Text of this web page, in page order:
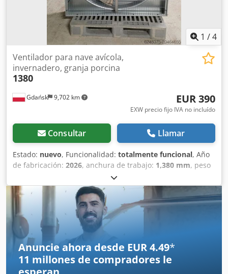
1 /4
Gdańsk 9,702 km
Ventilador para nave avícola,
invernadero, granja porcina
1380
EUR 390
EXW precio fijo IVA no incluído
Consultar Llamar
Estado: nuevo, Funcionalidad: totalmente funcional, Año
de fabricación: 2026, anchura de trabajo: 1,380 mm, peso
80 kg
Ventilador extractor de alta calidad para montaje en pared
(ventilador de hastial) con dimensiones de 1380 × 1380 ×
450 mm y una capacidad de caudal de aire de 44.500 m³/h.
Especificaciones técnicas: • Dimensiones: 1380 × 1380 ×
450 mm • Caudal de aire: 44.500 m³/h • Potencia del motor:
1,1 kW • Alimentación: 400 V / 3 fases • Carcasa de acero
galvanizado • Palas de acero inoxidable • Rejilla de
seguridad protectora • Sistema de transmisión por correa
Este ventilador industrial está diseñado para granjas
Anuncie ahora desde EUR 4.49*
11 millones de compradores le